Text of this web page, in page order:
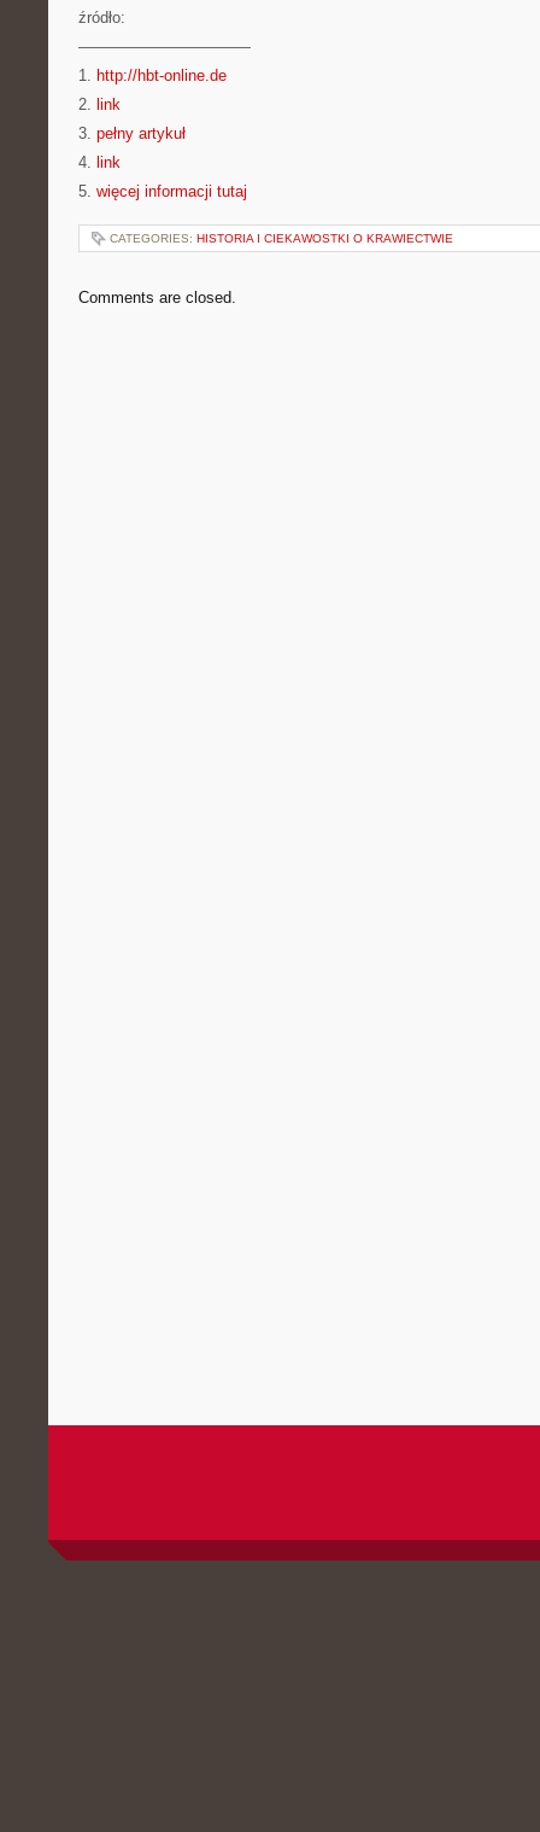
źródło:
———————————
1. http://hbt-online.de
2. link
3. pełny artykuł
4. link
5. więcej informacji tutaj
CATEGORIES: HISTORIA I CIEKAWOSTKI O KRAWIECTWIE
Comments are closed.